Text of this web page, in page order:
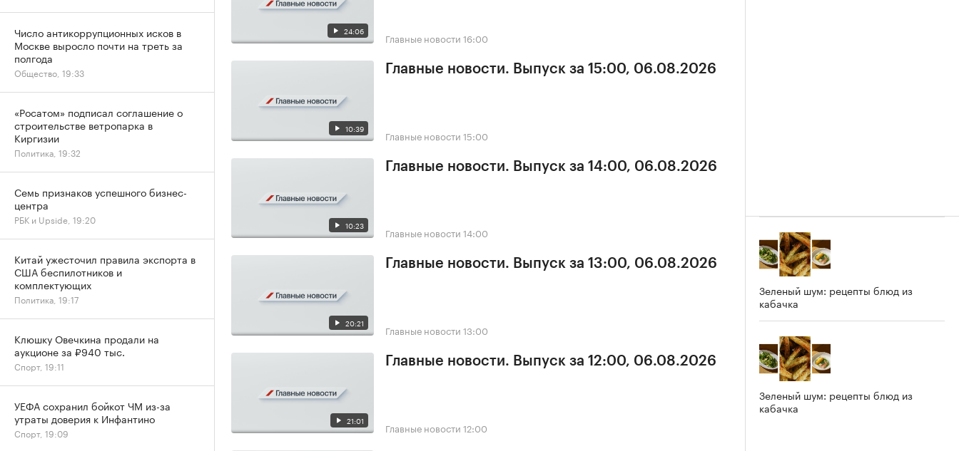
24:06 Главные новости 16:00
10:39
Главные новости. Выпуск за 15:00, 06.08.2026
Главные новости 15:00
10:23
Главные новости. Выпуск за 14:00, 06.08.2026
Главные новости 14:00
20:21
Главные новости. Выпуск за 13:00, 06.08.2026
Главные новости 13:00
21:01
Главные новости. Выпуск за 12:00, 06.08.2026
Главные новости 12:00
Зеленый шум: рецепты блюд из
кабачка
Зеленый шум: рецепты блюд из
кабачка
Число антикоррупционных исков в
Москве выросло почти на треть за
полгода
Общество, 19:33
«Росатом» подписал соглашение о
строительстве ветропарка в
Киргизии
Политика, 19:32
Семь признаков успешного бизнес-
центра
РБК и Upside, 19:20
Китай ужесточил правила экспорта в
США беспилотников и
комплектующих
Политика, 19:17
Клюшку Овечкина продали на
аукционе за ₽940 тыс.
Спорт, 19:11
УЕФА сохранил бойкот ЧМ из-за
утраты доверия к Инфантино
Спорт, 19:09